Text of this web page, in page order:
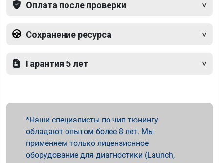
Оплата после проверки
Сохранение ресурса
Гарантия 5 лет
Наши специалисты по чип тюнингу
обладают опытом более 8 лет. Мы
применяем только лицензионное
оборудование для диагностики (Launch,